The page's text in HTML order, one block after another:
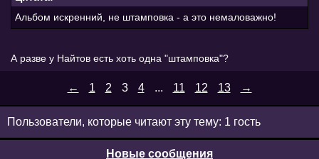
Альбом искренний, не штамповка - а это немаловажно!
А разве у Найтов есть хоть одна "штамповка"?
← 1 2 3 4... 11 12 13 →
Пользователи, которые читают эту тему: 1 гость
Новые сообщения